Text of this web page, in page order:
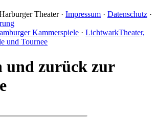
Theater · Impressum · Datenschutz ·
Kammerspiele · LichtwarkTheater,
und Tournee
und zurück zur